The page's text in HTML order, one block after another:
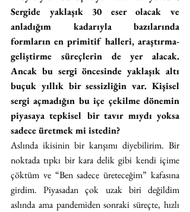
Sergide yaklaşık 30 eser olacak ve
anladığım kadarıyla bazılarında
formların en primitif halleri, araştırma-
geliştirme süreçlerin de yer alacak.
Ancak bu sergi öncesinde yaklaşık altı
buçuk yıllık bir sessizliğin var. Kişisel
sergi açmadığın bu içe çekilme dönemin
piyasaya tepkisel bir tavır mıydı yoksa
sadece üretmek mi istedin?
Aslında ikisinin bir karışımı diyebilirim. Bir
noktada tıpkı bir kara delik gibi kendi içime
çöktüm ve “Ben sadece üreteceğim” kafasına
girdim. Piyasadan çok uzak biri değildim
aslında ama pandemiden sonraki süreçte, hızlı